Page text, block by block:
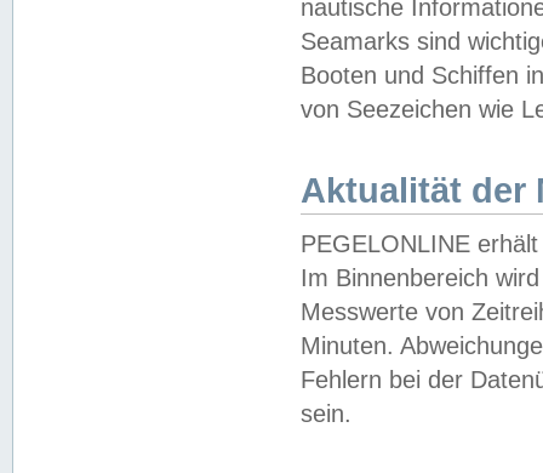
nautische
Seamarks sind
Booten und Schiffen
von Seezeichen wie
Aktualität der
PEGELONLINE
Im Binnenbereich
Messwerte von
Minuten.
Fehlern bei der
sein.